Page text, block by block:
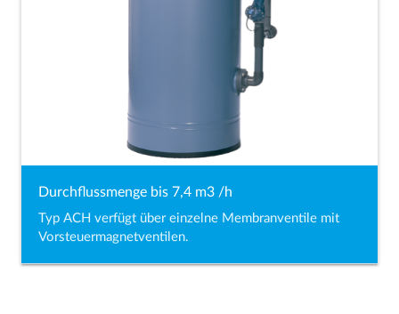
Durchflussmenge bis 7,4 m3 /h
Typ ACH verfügt über einzelne Membranventile mit
Vorsteuermagnetventilen.